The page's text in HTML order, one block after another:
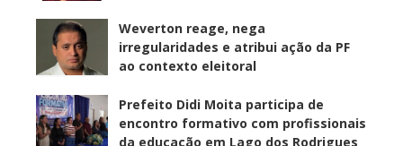
Weverton reage, nega
irregularidades e atribui ação da PF
ao contexto eleitoral
Prefeito Didi Moita participa de
encontro formativo com profissionais
da educação em Lago dos Rodrigues